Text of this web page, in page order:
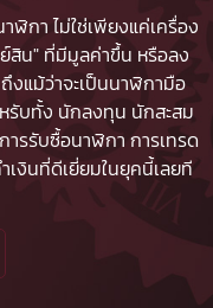
กา ไม่ใช่เพียงแค่เครื่อง
สิน" ที่มีมูลค่าขึ้น หรือลง
แม้ว่าจะเป็นนาฬิกามือ
รับทั้ง นักลงทุน นักสะสม
การรับซื้อนาฬิกา การเทรด
งินที่ดีเยี่ยมในยุคนี้เลยที